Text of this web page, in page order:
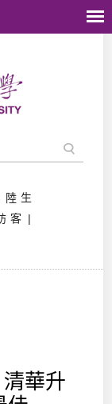
陸 生
客 |
華升